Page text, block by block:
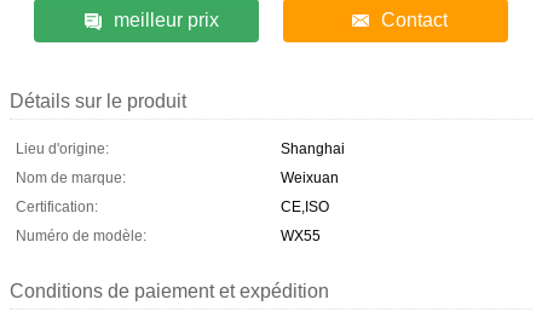
meilleur prix Contact
Détails sur le produit
Lieu d'origine:
Shanghai
Nom de marque:
Weixuan
Certification:
CE,ISO
Numéro de modèle:
WX55
Conditions de paiement et expédition